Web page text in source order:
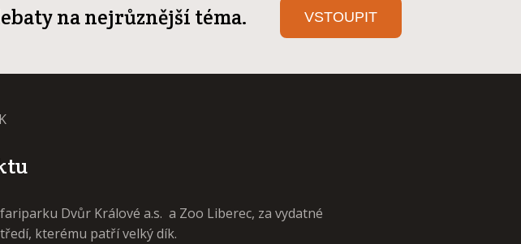
na nejrůznější téma. VSTOUPIT
Dvůr Králové a.s. a Zoo Liberec, za vydatné
kterému patří velký dík.